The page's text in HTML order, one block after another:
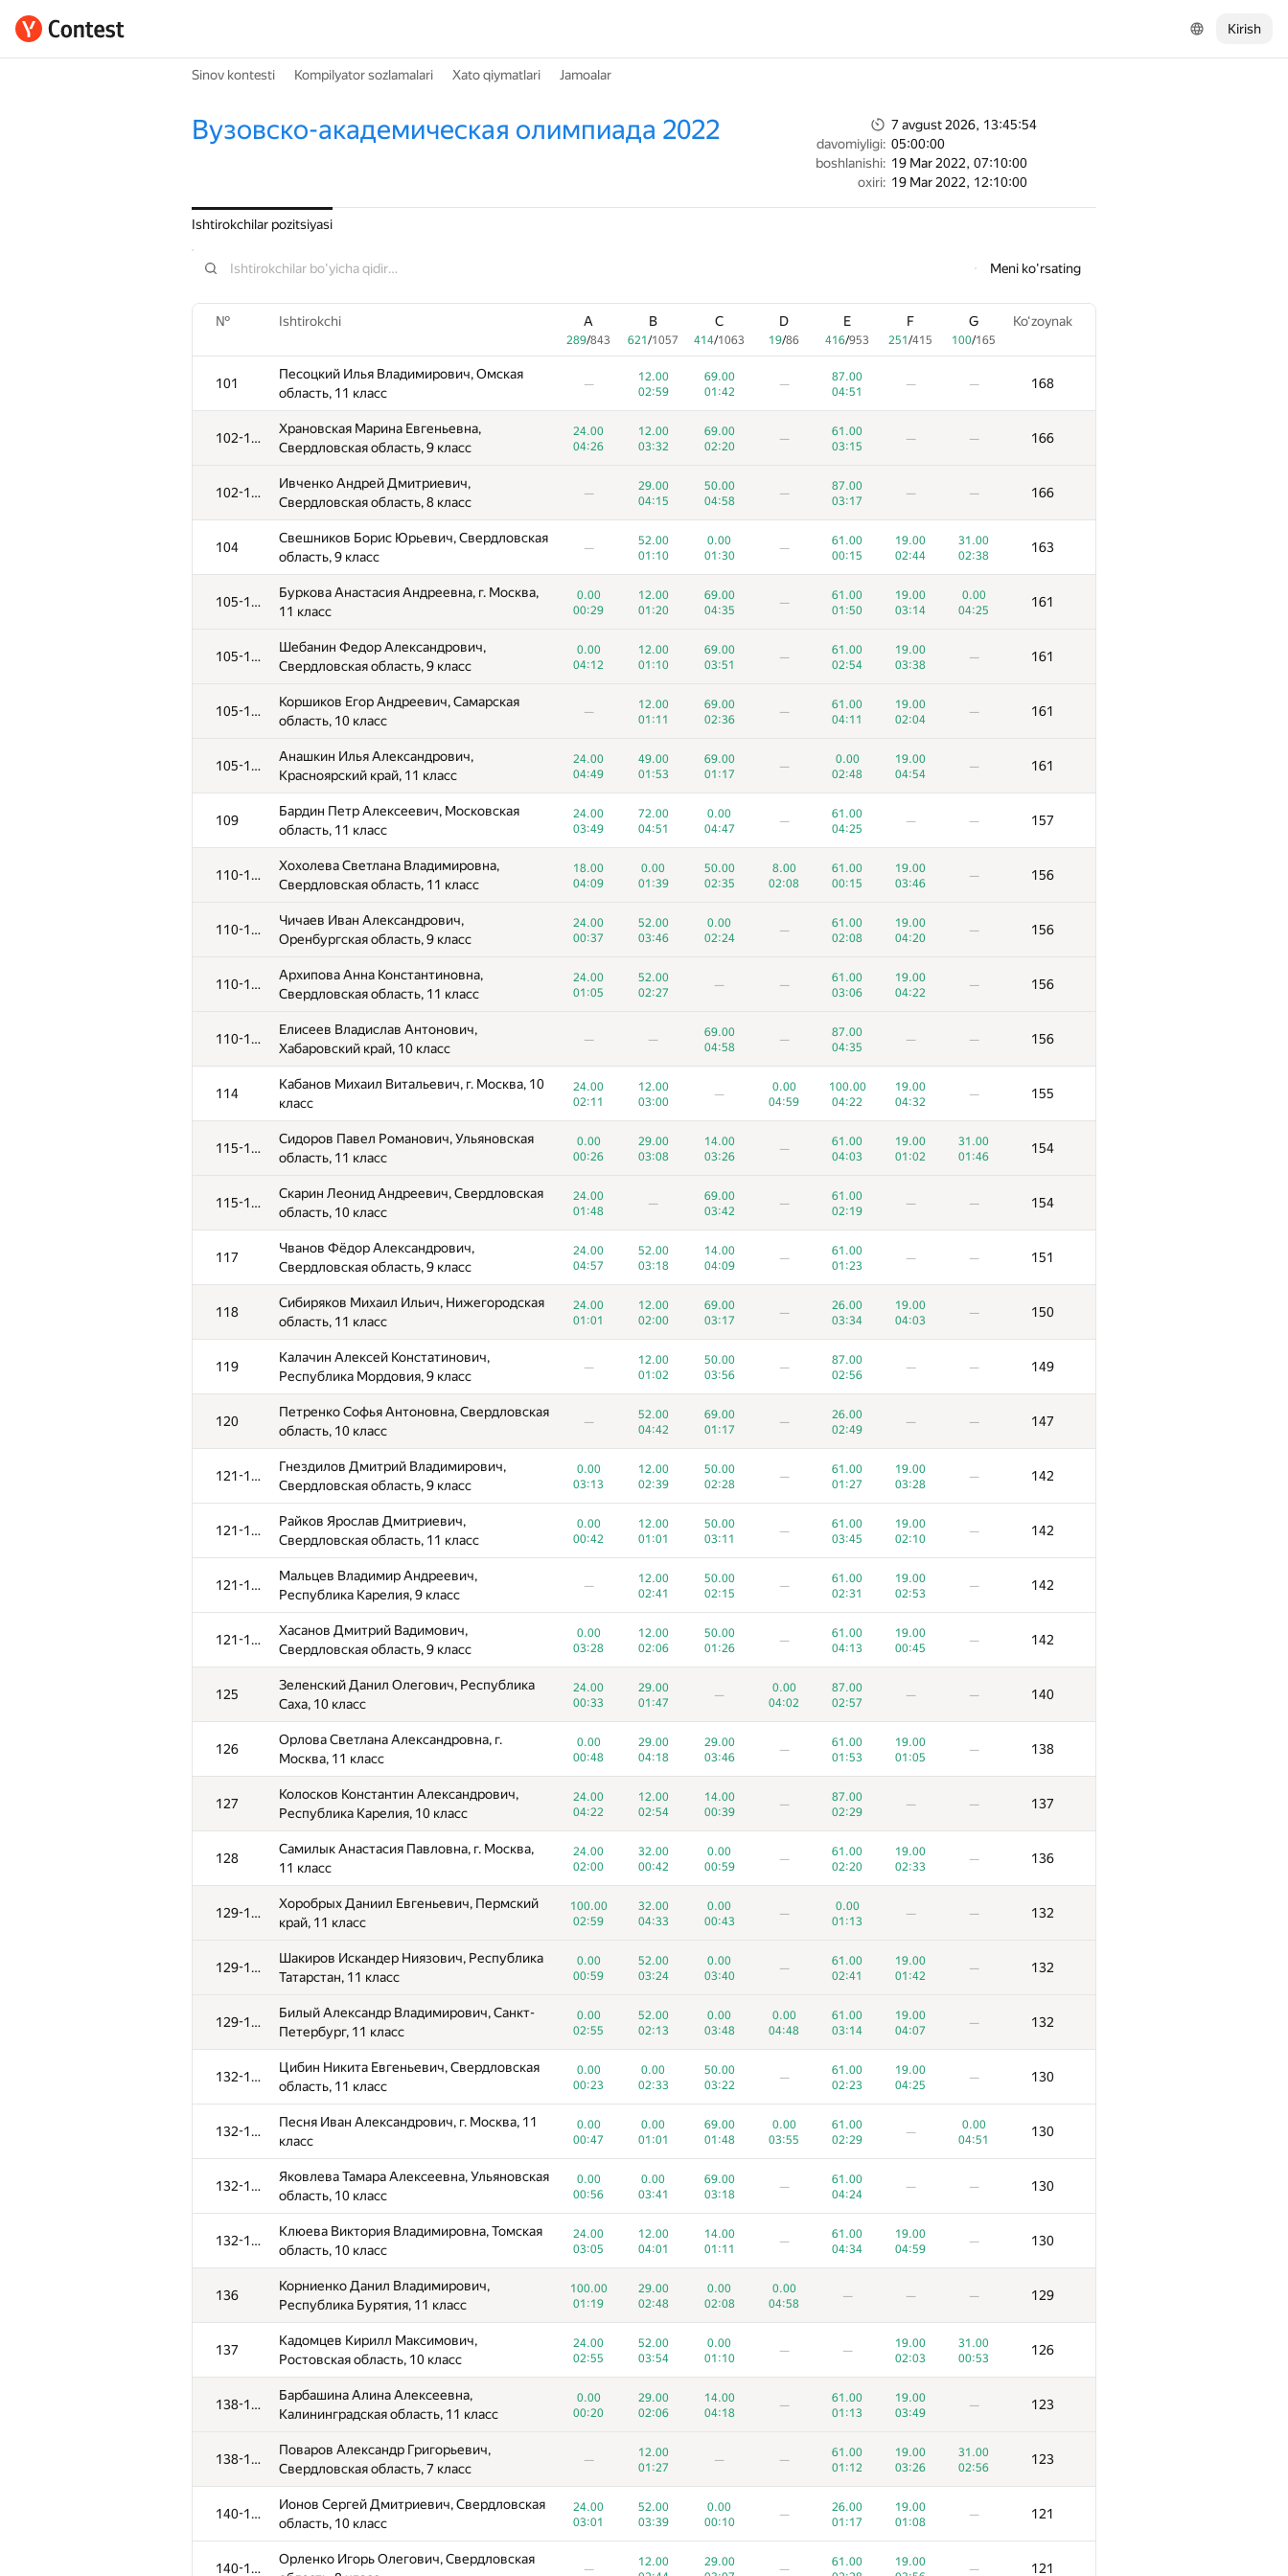
Kirish
Sinov kontesti Kompilyator sozlamalari Xato qiymatlari Jamoalar
Вузовско-академическая олимпиада 2022
7 avgust 2026, 13:45:54
davomiyligi: 05:00:00
boshlanishi: 19 Mar 2022, 07:10:00
oxiri: 19 Mar 2022, 12:10:00
Ishtirokchilar pozitsiyasi
Meni ko'rsating
№ Ishtirokchi A
289/843
B
621/1057
C
414/1063
D
19/86
E
416/953
F
251/415
G
100/165
Ko‘zoynak
101
Песоцкий Илья Владимирович, Омская
область, 11 класс
—
12.00
02:59
69.00
01:42
—
87.00
04:51
— — 168
102-103
Храновская Марина Евгеньевна,
Свердловская область, 9 класс
24.00
04:26
12.00
03:32
69.00
02:20
—
61.00
03:15
— — 166
102-103
Ивченко Андрей Дмитриевич,
Свердловская область, 8 класс
—
29.00
04:15
50.00
04:58
—
87.00
03:17
— — 166
104
Свешников Борис Юрьевич, Свердловская
область, 9 класс
—
52.00
01:10
0.00
01:30
—
61.00
00:15
19.00
02:44
31.00
02:38
163
105-108
Буркова Анастасия Андреевна, г. Москва,
11 класс
0.00
00:29
12.00
01:20
69.00
04:35
—
61.00
01:50
19.00
03:14
0.00
04:25
161
105-108
Шебанин Федор Александрович,
Свердловская область, 9 класс
0.00
04:12
12.00
01:10
69.00
03:51
—
61.00
02:54
19.00
03:38
— 161
105-108
Коршиков Егор Андреевич, Самарская
область, 10 класс
—
12.00
01:11
69.00
02:36
—
61.00
04:11
19.00
02:04
— 161
105-108
Анашкин Илья Александрович,
Красноярский край, 11 класс
24.00
04:49
49.00
01:53
69.00
01:17
—
0.00
02:48
19.00
04:54
— 161
109
Бардин Петр Алексеевич, Московская
область, 11 класс
24.00
03:49
72.00
04:51
0.00
04:47
—
61.00
04:25
— — 157
110-113
Хохолева Светлана Владимировна,
Свердловская область, 11 класс
18.00
04:09
0.00
01:39
50.00
02:35
8.00
02:08
61.00
00:15
19.00
03:46
— 156
110-113
Чичаев Иван Александрович,
Оренбургская область, 9 класс
24.00
00:37
52.00
03:46
0.00
02:24
—
61.00
02:08
19.00
04:20
— 156
110-113
Архипова Анна Константиновна,
Свердловская область, 11 класс
24.00
01:05
52.00
02:27
— —
61.00
03:06
19.00
04:22
— 156
110-113
Елисеев Владислав Антонович,
Хабаровский край, 10 класс
— —
69.00
04:58
—
87.00
04:35
— — 156
114
Кабанов Михаил Витальевич, г. Москва, 10
класс
24.00
02:11
12.00
03:00
—
0.00
04:59
100.00
04:22
19.00
04:32
— 155
115-116
Сидоров Павел Романович, Ульяновская
область, 11 класс
0.00
00:26
29.00
03:08
14.00
03:26
—
61.00
04:03
19.00
01:02
31.00
01:46
154
115-116
Скарин Леонид Андреевич, Свердловская
область, 10 класс
24.00
01:48
—
69.00
03:42
—
61.00
02:19
— — 154
117
Чванов Фёдор Александрович,
Свердловская область, 9 класс
24.00
04:57
52.00
03:18
14.00
04:09
—
61.00
01:23
— — 151
118
Сибиряков Михаил Ильич, Нижегородская
область, 11 класс
24.00
01:01
12.00
02:00
69.00
03:17
—
26.00
03:34
19.00
04:03
— 150
119
Калачин Алексей Констатинович,
Республика Мордовия, 9 класс
—
12.00
01:02
50.00
03:56
—
87.00
02:56
— — 149
120
Петренко Софья Антоновна, Свердловская
область, 10 класс
—
52.00
04:42
69.00
01:17
—
26.00
02:49
— — 147
121-124
Гнездилов Дмитрий Владимирович,
Свердловская область, 9 класс
0.00
03:13
12.00
02:39
50.00
02:28
—
61.00
01:27
19.00
03:28
— 142
121-124
Райков Ярослав Дмитриевич,
Свердловская область, 11 класс
0.00
00:42
12.00
01:01
50.00
03:11
—
61.00
03:45
19.00
02:10
— 142
121-124
Мальцев Владимир Андреевич,
Республика Карелия, 9 класс
—
12.00
02:41
50.00
02:15
—
61.00
02:31
19.00
02:53
— 142
121-124
Хасанов Дмитрий Вадимович,
Свердловская область, 9 класс
0.00
03:28
12.00
02:06
50.00
01:26
—
61.00
04:13
19.00
00:45
— 142
125
Зеленский Данил Олегович, Республика
Саха, 10 класс
24.00
00:33
29.00
01:47
—
0.00
04:02
87.00
02:57
— — 140
126
Орлова Светлана Александровна, г.
Москва, 11 класс
0.00
00:48
29.00
04:18
29.00
03:46
—
61.00
01:53
19.00
01:05
— 138
127
Колосков Константин Александрович,
Республика Карелия, 10 класс
24.00
04:22
12.00
02:54
14.00
00:39
—
87.00
02:29
— — 137
128
Самилык Анастасия Павловна, г. Москва,
11 класс
24.00
02:00
32.00
00:42
0.00
00:59
—
61.00
02:20
19.00
02:33
— 136
129-131
Хоробрых Даниил Евгеньевич, Пермский
край, 11 класс
100.00
02:59
32.00
04:33
0.00
00:43
—
0.00
01:13
— — 132
129-131
Шакиров Искандер Ниязович, Республика
Татарстан, 11 класс
0.00
00:59
52.00
03:24
0.00
03:40
—
61.00
02:41
19.00
01:42
— 132
129-131
Билый Александр Владимирович, Санкт-
Петербург, 11 класс
0.00
02:55
52.00
02:13
0.00
03:48
0.00
04:48
61.00
03:14
19.00
04:07
— 132
132-135
Цибин Никита Евгеньевич, Свердловская
область, 11 класс
0.00
00:23
0.00
02:33
50.00
03:22
—
61.00
02:23
19.00
04:25
— 130
132-135
Песня Иван Александрович, г. Москва, 11
класс
0.00
00:47
0.00
01:01
69.00
01:48
0.00
03:55
61.00
02:29
—
0.00
04:51
130
132-135
Яковлева Тамара Алексеевна, Ульяновская
область, 10 класс
0.00
00:56
0.00
03:41
69.00
03:18
—
61.00
04:24
— — 130
132-135
Клюева Виктория Владимировна, Томская
область, 10 класс
24.00
03:05
12.00
04:01
14.00
01:11
—
61.00
04:34
19.00
04:59
— 130
136
Корниенко Данил Владимирович,
Республика Бурятия, 11 класс
100.00
01:19
29.00
02:48
0.00
02:08
0.00
04:58
— — — 129
137
Кадомцев Кирилл Максимович,
Ростовская область, 10 класс
24.00
02:55
52.00
03:54
0.00
01:10
— —
19.00
02:03
31.00
00:53
126
138-139
Барбашина Алина Алексеевна,
Калининградская область, 11 класс
0.00
00:20
29.00
02:06
14.00
04:18
—
61.00
01:13
19.00
03:49
— 123
138-139
Поваров Александр Григорьевич,
Свердловская область, 7 класс
—
12.00
01:27
— —
61.00
01:12
19.00
03:26
31.00
02:56
123
140-142
Ионов Сергей Дмитриевич, Свердловская
область, 10 класс
24.00
03:01
52.00
03:39
0.00
00:10
—
26.00
01:17
19.00
01:08
— 121
140-142
Орленко Игорь Олегович, Свердловская
—
12.00
29.00
—
61.00
19.00
— 121
№ Ishtirokchi A B C D E F G Ko‘zoynak
101
Песоцкий Илья Владимирович, Омская
область, 11 класс
—
12.00
69.00
87.00
— — 168
102-103
Храновская Марина Евгеньевна,
Свердловская область, 9 класс
24.00
12.00
69.00
61.00
— 166
102-103
Ивченко Андрей Дмитриевич,
Свердловская область, 8 класс
29.00
50.00
87.00
— — 166
104
Свешников Борис Юрьевич, Свердловская
область, 9 класс
—
52.00
0.00
61.00
19.00
31.00
163
Буркова Анастасия Андреевна, г. Москва,
0.00
12.00
69.00
61.00
19.00
0.00